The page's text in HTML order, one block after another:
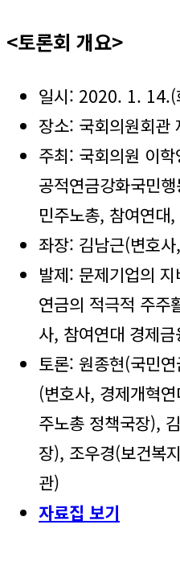
<토론회 개요>
일시: 2020. 1.
장소: 국회의원회관
주최: 국회의원 이학
공적연금강화국민
민주노총, 참여연대
좌장: 김남근(변호
발제: 문제기업의
연금의 적극적 주주
사, 참여연대 경제
토론: 원종현(국민
(변호사, 경제개혁
주노총 정책국장),
장), 조우경(보건복
관)
자료집 보기